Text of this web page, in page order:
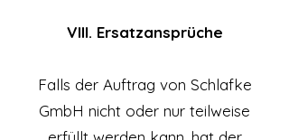
VIII. Ersatzansprüche
Falls der Auftrag von Schlafke
GmbH nicht oder nur teilweise